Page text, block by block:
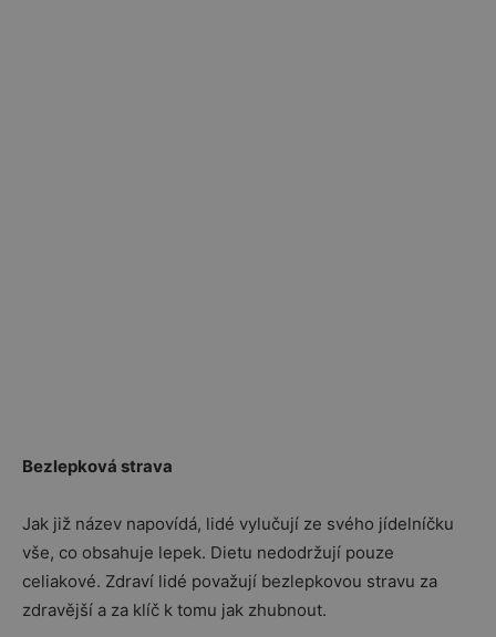
Bezlepková strava
Jak již název napovídá, lidé vylučují ze svého jídelníčku
vše, co obsahuje lepek. Dietu nedodržují pouze
celiakové. Zdraví lidé považují bezlepkovou stravu za
zdravější a za klíč k tomu jak zhubnout.